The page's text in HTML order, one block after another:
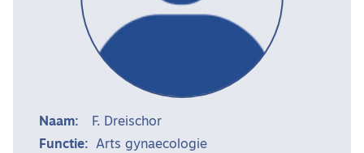
Naam:
F. Dreischor
Functie:
Arts gynaecologie